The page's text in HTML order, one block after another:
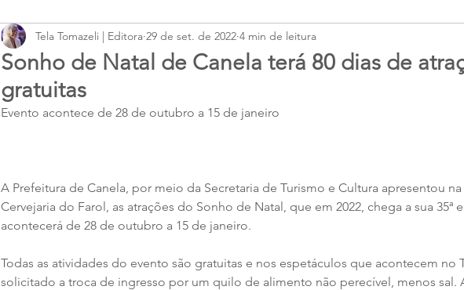
Sonho de Natal de Canela terá 80 dias de
gratuitas
Tela Tomazeli | Editora 29 de set. de 2022 4 min de leitura
Evento acontece de 28 de outubro a 15 de janeiro
A Prefeitura de Canela, por meio da Secretaria de Turismo e Cultura apresentou na
Cervejaria do Farol, as atrações do Sonho de Natal, que em 2022, chega a sua 35ª
acontecerá de 28 de outubro a 15 de janeiro.
Todas as atividades do evento são gratuitas e nos espetáculos que acontecem no
solicitado a troca de ingresso por um quilo de alimento não perecível, menos sal.